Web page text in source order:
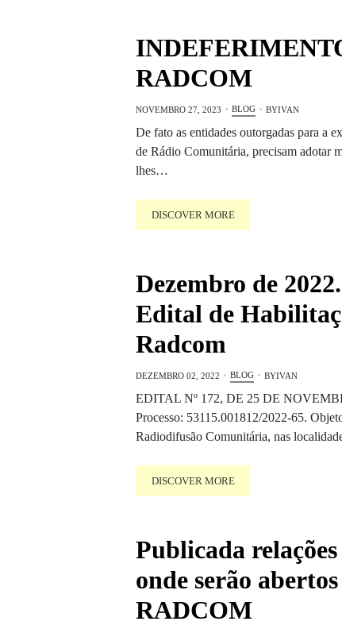
RADCOM
NOVEMBRO 27, 2023 BLOG BYIVAN
De fato as entidades outorgadas para a
de Rádio Comunitária, precisam adotar
lhes…
DISCOVER MORE
Dezembro de
Edital de
Radcom
DEZEMBRO 02, 2022 BLOG BYIVAN
EDITAL Nº 172, DE 25 DE
Processo: 53115.001812/2022-65.
Radiodifusão Comunitária, nas
DISCOVER MORE
Publicada
onde serão
RADCOM